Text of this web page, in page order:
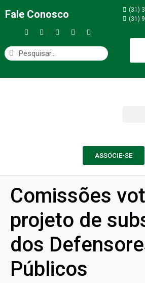
Fale Conosco
(31)
(31)
ASSOCIE-SE
Comissões
projeto de
dos
Públicos